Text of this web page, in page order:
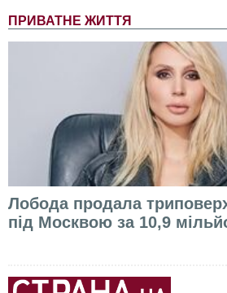
ПРИВАТНЕ ЖИТТЯ
Лобода продала
під Москвою за 10,9